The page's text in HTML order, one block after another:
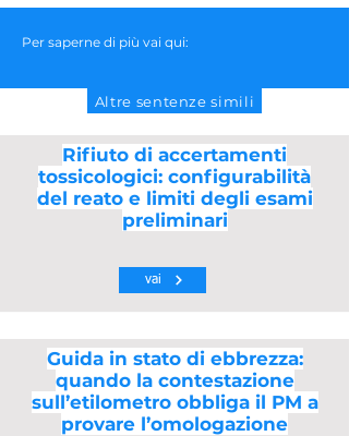
Per saperne di più vai qui:
Altre sentenze simili
Rifiuto di accertamenti
tossicologici: configurabilità
del reato e limiti degli esami
preliminari
vai
Guida in stato di ebbrezza:
quando la contestazione
sull’etilometro obbliga il PM a
provare l’omologazione